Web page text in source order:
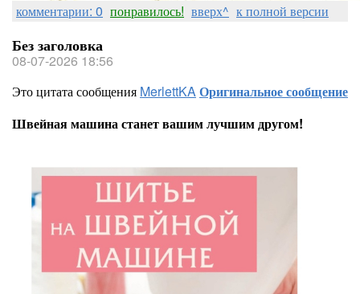
комментарии: 0 понравилось! вверх^ к полной версии
Без заголовка
08-07-2026 18:56
Это цитата сообщения MerlettKAОригинальное сообщение
Швейная машина станет вашим лучшим другом!